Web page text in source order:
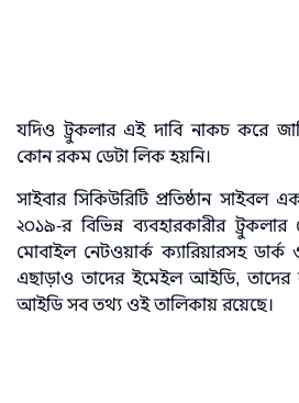
যদিও ট্রুকলার এই দাবি নাকচ করে
কোন রকম ডেটা লিক হয়নি।
সাইবার সিকিউরিটি প্রতিষ্ঠান সাইবল
২০১৯-র বিভিন্ন ব্যবহারকারীর
মোবাইল নেটওয়ার্ক ক্যারিয়ারসহ
এছাড়াও তাদের ইমেইল আইডি,
আইডি সব তথ্য ওই তালিকায় রয়েছে।